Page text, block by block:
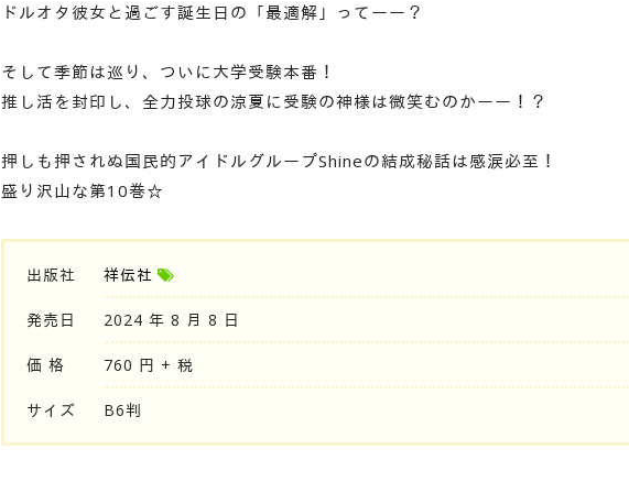
ドルオタ彼女と過ごす誕生日の「最適解」ってーー？
そして季節は巡り、ついに大学受験本番！
推し活を封印し、全力投球の涼夏に受験の神様は微笑むのかーー！？
押しも押されぬ国民的アイドルグループShineの結成秘話は感涙必至！
盛り沢山な第10巻☆
出版社 祥伝社
発売日 2024 年 8 月 8 日
価 格 760 円 + 税
サイズ B6判